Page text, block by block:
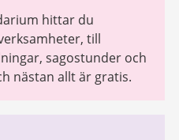
hittar du
till
sagostunder och
nästan allt är gratis.